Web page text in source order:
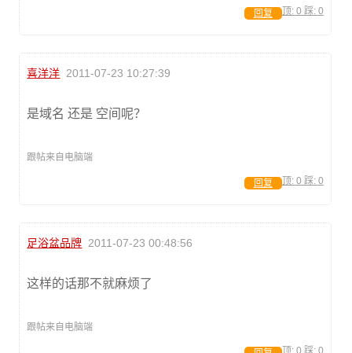
顶: 0 踩: 0
回复
喜洋洋 2011-07-23 10:27:39
是域名 还是 空间呢？
跟帖来自电脑端
顶: 0 踩: 0
回复
足浴盆品牌 2011-07-23 00:48:56
这样的话那不就麻烦了
跟帖来自电脑端
顶: 0 踩: 0